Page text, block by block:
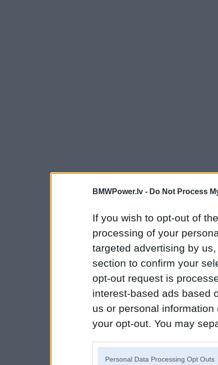
BMWPower.lv - Do Not Process
If you wish to opt-out of
processing of your
targeted advertising by
section to confirm your
opt-out request is
interest-based ads based
us or personal
your opt-out. You may
Personal Data Processing Opt Outs